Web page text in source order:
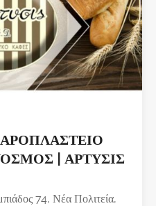
| ΑΡΤΥΣΙΣ
74, Νέα Πολιτεία,